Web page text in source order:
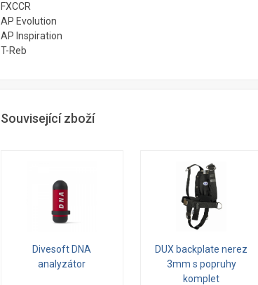
FXCCR
AP Evolution
AP Inspiration
T-Reb
Související zboží
Divesoft DNA
analyzátor
DUX backplate nerez
3mm s popruhy
komplet